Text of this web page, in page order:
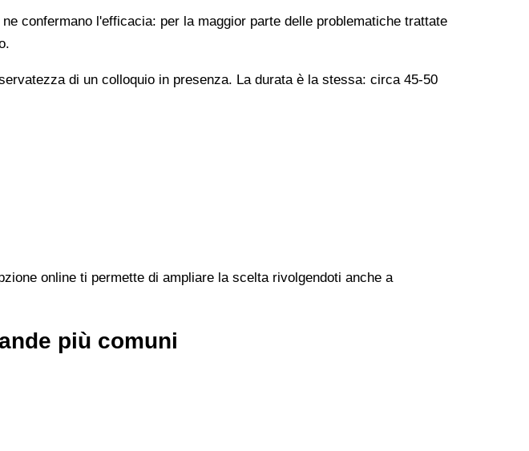
confermano l'efficacia: per la maggior parte delle problematiche trattate
di un colloquio in presenza. La durata è la stessa: circa 45-50
online ti permette di ampliare la scelta rivolgendoti anche a
più comuni